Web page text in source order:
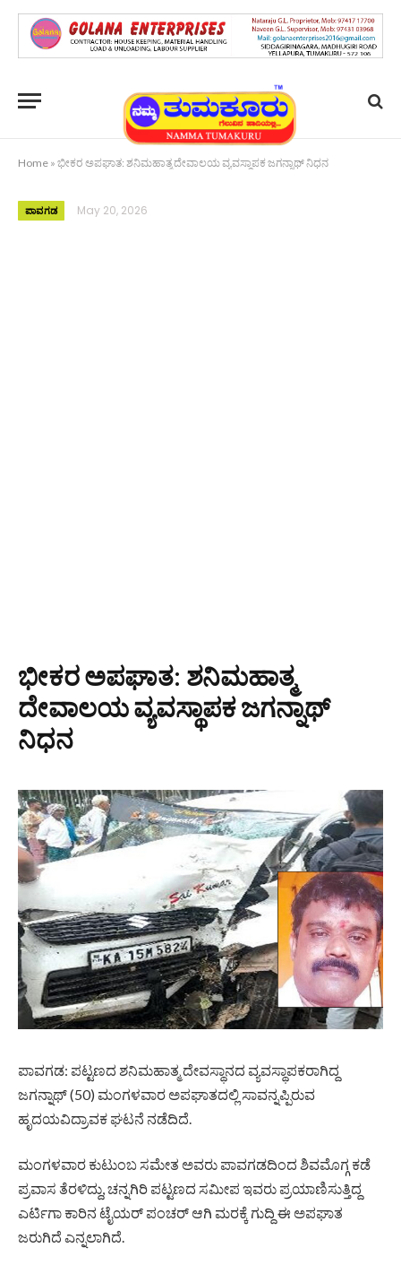
Home » ಭೀಕರ ಅಪಘಾತ: ಶನಿಮಹಾತ್ಮ ದೇವಾಲಯ ವ್ಯವಸ್ಥಾಪಕ ಜಗನ್ನಾಥ್ ನಿಧನ
ಪಾವಗಡ May 20, 2026
ಭೀಕರ ಅಪಘಾತ: ಶನಿಮಹಾತ್ಮ
ದೇವಾಲಯ ವ್ಯವಸ್ಥಾಪಕ ಜಗನ್ನಾಥ್
ನಿಧನ
ಪಾವಗಡ: ಪಟ್ಟಣದ ಶನಿಮಹಾತ್ಮ ದೇವಸ್ಥಾನದ ವ್ಯವಸ್ಥಾಪಕರಾಗಿದ್ದ
ಜಗನ್ನಾಥ್ (50) ಮಂಗಳವಾರ ಅಪಘಾತದಲ್ಲಿ ಸಾವನ್ನಪ್ಪಿರುವ
ಹೃದಯವಿದ್ರಾವಕ ಘಟನೆ ನಡೆದಿದೆ.
ಮಂಗಳವಾರ ಕುಟುಂಬ ಸಮೇತ ಅವರು ಪಾವಗಡದಿಂದ ಶಿವಮೊಗ್ಗ ಕಡೆ
ಪ್ರವಾಸ ತೆರಳಿದ್ದು, ಚನ್ನಗಿರಿ ಪಟ್ಟಣದ ಸಮೀಪ ಇವರು ಪ್ರಯಾಣಿಸುತ್ತಿದ್ದ
ಎರ್ಟಿಗಾ ಕಾರಿನ ಟೈಯರ್ ಪಂಚರ್ ಆಗಿ ಮರಕ್ಕೆ ಗುದ್ದಿ ಈ ಅಪಘಾತ
ಜರುಗಿದೆ ಎನ್ನಲಾಗಿದೆ.